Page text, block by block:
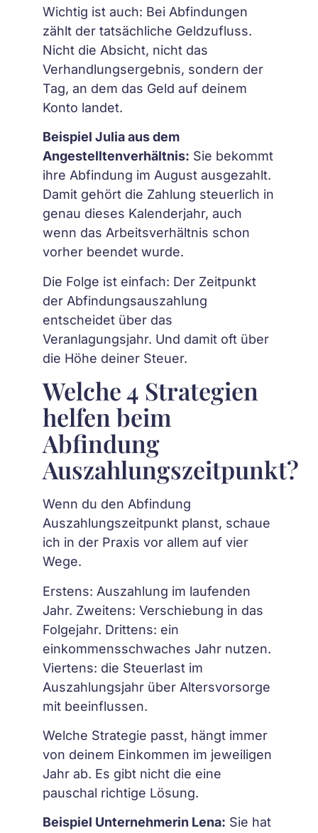
Wichtig ist auch: Bei Abfindungen
zählt der tatsächliche Geldzufluss.
Nicht die Absicht, nicht das
Verhandlungsergebnis, sondern der
Tag, an dem das Geld auf deinem
Konto landet.
Beispiel Julia aus dem
Angestelltenverhältnis: Sie bekommt
ihre Abfindung im August ausgezahlt.
Damit gehört die Zahlung steuerlich in
genau dieses Kalenderjahr, auch
wenn das Arbeitsverhältnis schon
vorher beendet wurde.
Die Folge ist einfach: Der Zeitpunkt
der Abfindungsauszahlung
entscheidet über das
Veranlagungsjahr. Und damit oft über
die Höhe deiner Steuer.
Welche 4 Strategien
helfen beim
Abfindung
Auszahlungszeitpunkt?
Wenn du den Abfindung
Auszahlungszeitpunkt planst, schaue
ich in der Praxis vor allem auf vier
Wege.
Erstens: Auszahlung im laufenden
Jahr. Zweitens: Verschiebung in das
Folgejahr. Drittens: ein
einkommensschwaches Jahr nutzen.
Viertens: die Steuerlast im
Auszahlungsjahr über Altersvorsorge
mit beeinflussen.
Welche Strategie passt, hängt immer
von deinem Einkommen im jeweiligen
Jahr ab. Es gibt nicht die eine
pauschal richtige Lösung.
Beispiel Unternehmerin Lena: Sie hat